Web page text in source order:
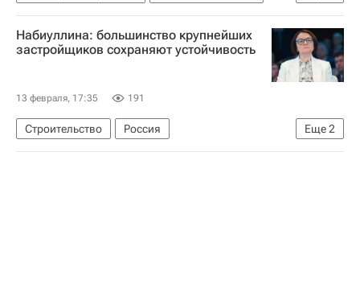
Госдума РФ
Центральный Банк РФ (ЦБ РФ)
Набиуллина: большинство крупнейших
застройщиков сохраняют устойчивость
13 февраля, 17:35 191
Еще2
Строительство
Россия
Эльвира Набиуллина